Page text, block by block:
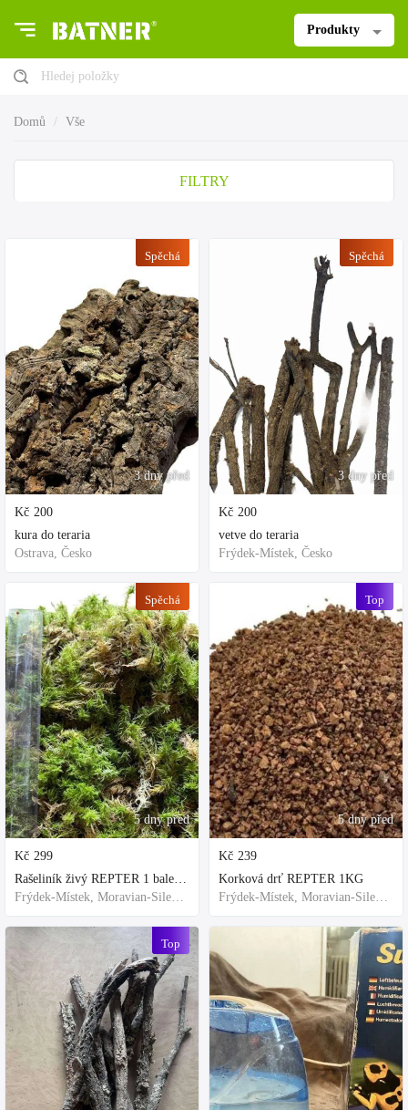
Produkty
Hledej položky
Domů Vše
FILTRY
3 dny před
Spěchá
Kč 200
kura do teraria
Ostrava, Česko
5 dny před
Spěchá
Kč 299
Rašeliník živý REPTER 1 balení - násada, TOP kvalita 30cm-30cm-8cm
Frýdek-Místek, Moravian-Silesian Region,Others
Top
3 dny před
Spěchá
Kč 200
vetve do teraria
Frýdek-Místek, Česko
5 dny před
Top
Kč 239
Korková drť REPTER 1KG
Frýdek-Místek, Moravian-Silesian Region,Others